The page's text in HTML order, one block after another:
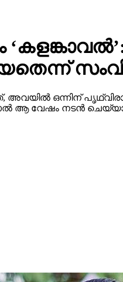
ഒന്നിന്
ആ വേഷം നടന്‍